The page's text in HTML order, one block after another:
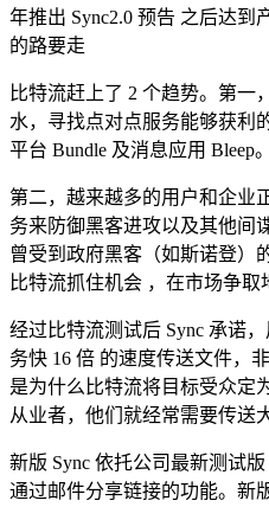
年推出 Sync2.0 预告 之后达
的路要走
比特流赶上了 2 个趋势。第一
水，寻找点对点服务能够获利
平台 Bundle 及消息应用 Bleep。
第二，越来越多的用户和企业
务来防御黑客进攻以及其他间
曾受到政府黑客（如斯诺登）
比特流抓住机会 ，在市场争取
经过比特流测试后 Sync 承诺
务快 16 倍 的速度传送文件，
是为什么比特流将目标受众定
从业者，他们就经常需要传送
新版 Sync 依托公司最新测试
通过邮件分享链接的功能。新